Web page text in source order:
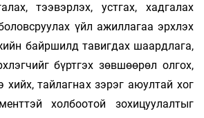
тээвэрлэх, устгах, хадгалах
үйл ажиллагаа эрхлэх
байршилд тавигдах шаардлага,
бүртгэх зөвшөөрөл олгох,
тайлагнах зэрэг аюултай хог
холбоотой зохицуулалтыг